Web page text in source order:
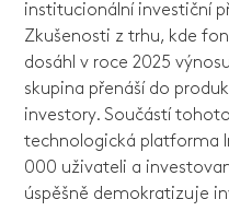
institucionální investiční
Zkušenosti z trhu, kde
dosáhl v roce 2025
skupina přenáší do
investory. Součástí
technologická platforma
000 uživateli a
úspěšně demokratizuje